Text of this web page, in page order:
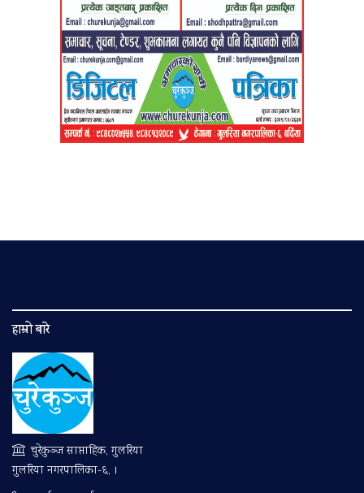
हाम्रो बारे
चुरेकुञ्ज साप्ताहिक, गुलरिया
गुलरिया नगरपालिका-६, ।